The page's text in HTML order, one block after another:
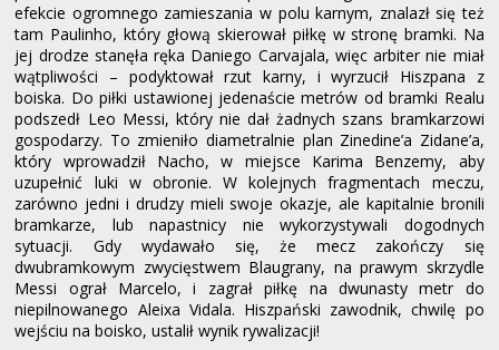
efekcie ogromnego zamieszania w polu karnym, znalazł się też
tam Paulinho, który głową skierował piłkę w stronę bramki. Na
jej drodze stanęła ręka Daniego Carvajala, więc arbiter nie miał
wątpliwości – podyktował rzut karny, i wyrzucił Hiszpana z
boiska. Do piłki ustawionej jedenaście metrów od bramki Realu
podszedł Leo Messi, który nie dał żadnych szans bramkarzowi
gospodarzy. To zmieniło diametralnie plan Zinedine’a Zidane’a,
który wprowadził Nacho, w miejsce Karima Benzemy, aby
uzupełnić luki w obronie. W kolejnych fragmentach meczu,
zarówno jedni i drudzy mieli swoje okazje, ale kapitalnie bronili
bramkarze, lub napastnicy nie wykorzystywali dogodnych
sytuacji. Gdy wydawało się, że mecz zakończy się
dwubramkowym zwycięstwem Blaugrany, na prawym skrzydle
Messi ograł Marcelo, i zagrał piłkę na dwunasty metr do
niepilnowanego Aleixa Vidala. Hiszpański zawodnik, chwilę po
wejściu na boisko, ustalił wynik rywalizacji!